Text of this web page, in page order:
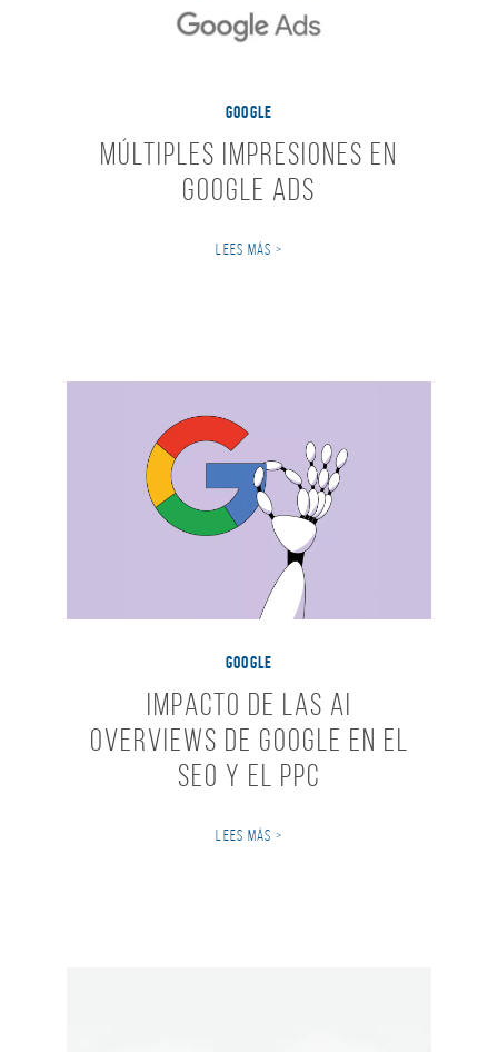
GOOGLE
Múltiples Impresiones en
Google Ads
LEES MÁS >
GOOGLE
Impacto de las AI
Overviews de Google en el
SEO y el PPC
LEES MÁS >